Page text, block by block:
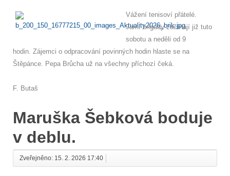
Vážení tenisoví přátelé.
Jarní brigády začínají již tuto
sobotu a neděli od 9
hodin. Zájemci o odpracování povinných hodin hlaste se na
Štěpánce. Pepa Brůcha už na všechny příchozí čeká.
F. Butaš
Maruška Šebková boduje
v deblu.
Zveřejněno: 15. 2. 2026 17:40